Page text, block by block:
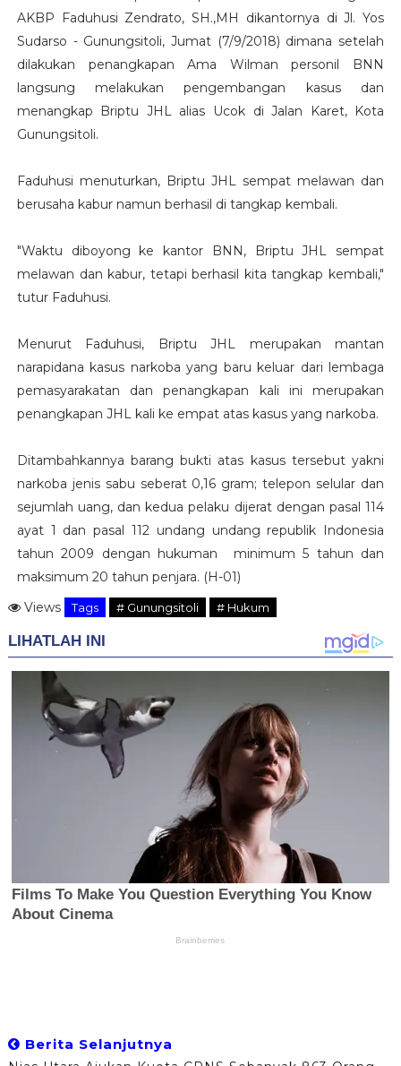
AKBP Faduhusi Zendrato, SH.,MH dikantornya di Jl. Yos
Sudarso - Gunungsitoli, Jumat (7/9/2018) dimana setelah
dilakukan penangkapan Ama Wilman personil BNN
langsung melakukan pengembangan kasus dan
menangkap Briptu JHL alias Ucok di Jalan Karet, Kota
Gunungsitoli.
Faduhusi menuturkan, Briptu JHL sempat melawan dan
berusaha kabur namun berhasil di tangkap kembali.
"Waktu diboyong ke kantor BNN, Briptu JHL sempat
melawan dan kabur, tetapi berhasil kita tangkap kembali,"
tutur Faduhusi.
Menurut Faduhusi, Briptu JHL merupakan mantan
narapidana kasus narkoba yang baru keluar dari lembaga
pemasyarakatan dan penangkapan kali ini merupakan
penangkapan JHL kali ke empat atas kasus yang narkoba.
Ditambahkannya barang bukti atas kasus tersebut yakni
narkoba jenis sabu seberat 0,16 gram; telepon selular dan
sejumlah uang, dan kedua pelaku dijerat dengan pasal 114
ayat 1 dan pasal 112 undang undang republik Indonesia
tahun 2009 dengan hukuman minimum 5 tahun dan
maksimum 20 tahun penjara. (H-01)
Views
Tags # Gunungsitoli # Hukum
Berita Selanjutnya